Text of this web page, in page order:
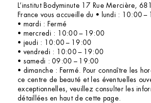
L’institut Bodyminute 17 Rue Mercière,
France vous accueille du • lundi : 10:00 –
• mardi : Fermé
• mercredi : 10:00 – 19:00
• jeudi : 10:00 – 19:00
• vendredi : 10:00 – 19:00
• samedi : 09:00 – 19:00
• dimanche : Fermé. Pour connaître les
ce centre de beauté et les éventuelles
exceptionnelles, veuillez consulter les
détaillées en haut de cette page.